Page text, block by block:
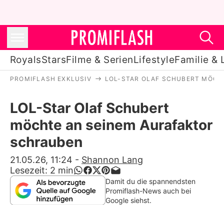
RoyalsStarsFilme & SerienLifestyleFamilie &
Stars
Filme & Serien
Lifestyle
Familie & Liebe
Promiflash Exklusiv
PROMIFLASH EXKLUSIV LOL-STAR OLAF SCHUBERT
LOL-Star Olaf Schubert
möchte an seinem Aurafaktor
schrauben
21.05.26, 11:24 - Shannon Lang
Lesezeit: 2 min
Damit du die spannendsten
Promiflash-News auch bei
Google siehst.